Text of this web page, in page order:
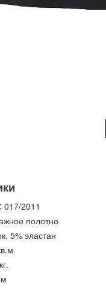
2011
полотно
5% эластан